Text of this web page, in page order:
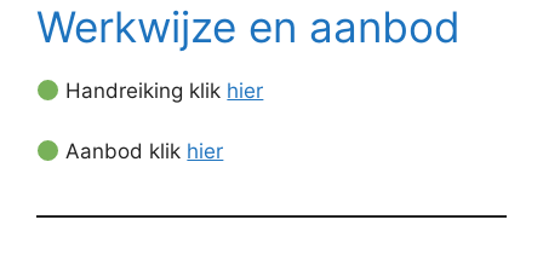
Werkwijze en aanbod
Handreiking klik hier
Aanbod klik hier